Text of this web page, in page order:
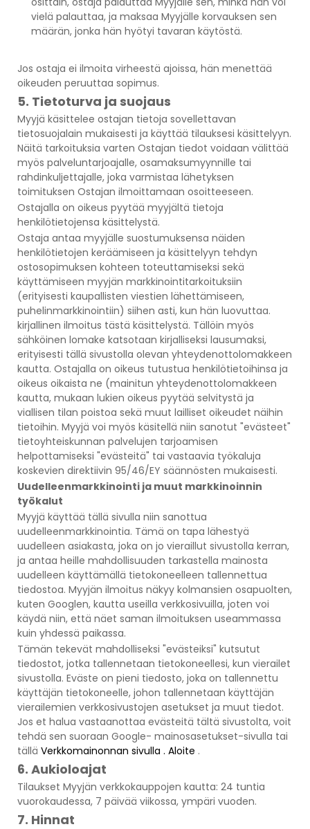
vielä palauttaa, ja maksaa Myyjälle korvauksen sen
määrän, jonka hän hyötyi tavaran käytöstä.
Jos ostaja ei ilmoita virheestä ajoissa, hän menettää
oikeuden peruuttaa sopimus.
5. Tietoturva ja suojaus
Myyjä käsittelee ostajan tietoja sovellettavan
tietosuojalain mukaisesti ja käyttää tilauksesi käsittelyyn.
Näitä tarkoituksia varten Ostajan tiedot voidaan välittää
myös palveluntarjoajalle, osamaksumyynnille tai
rahdinkuljettajalle, joka varmistaa lähetyksen
toimituksen Ostajan ilmoittamaan osoitteeseen.
Ostajalla on oikeus pyytää myyjältä tietoja
henkilötietojensa käsittelystä.
Ostaja antaa myyjälle suostumuksensa näiden
henkilötietojen keräämiseen ja käsittelyyn tehdyn
ostosopimuksen kohteen toteuttamiseksi sekä
käyttämiseen myyjän markkinointitarkoituksiin
(erityisesti kaupallisten viestien lähettämiseen,
puhelinmarkkinointiin) siihen asti, kun hän luovuttaa.
kirjallinen ilmoitus tästä käsittelystä. Tällöin myös
sähköinen lomake katsotaan kirjalliseksi lausumaksi,
erityisesti tällä sivustolla olevan yhteydenottolomakkeen
kautta. Ostajalla on oikeus tutustua henkilötietoihinsa ja
oikeus oikaista ne (mainitun yhteydenottolomakkeen
kautta, mukaan lukien oikeus pyytää selvitystä ja
viallisen tilan poistoa sekä muut lailliset oikeudet näihin
tietoihin. Myyjä voi myös käsitellä niin sanotut "evästeet"
tietoyhteiskunnan palvelujen tarjoamisen
helpottamiseksi "evästeitä" tai vastaavia työkaluja
koskevien direktiivin 95/46/EY säännösten mukaisesti.
Uudelleenmarkkinointi ja muut markkinoinnin
työkalut
Myyjä käyttää tällä sivulla niin sanottua
uudelleenmarkkinointia. Tämä on tapa lähestyä
uudelleen asiakasta, joka on jo vieraillut sivustolla kerran,
ja antaa heille mahdollisuuden tarkastella mainosta
uudelleen käyttämällä tietokoneelleen tallennettua
tiedostoa. Myyjän ilmoitus näkyy kolmansien osapuolten,
kuten Googlen, kautta useilla verkkosivuilla, joten voi
käydä niin, että näet saman ilmoituksen useammassa
kuin yhdessä paikassa.
Tämän tekevät mahdolliseksi "evästeiksi" kutsutut
tiedostot, jotka tallennetaan tietokoneellesi, kun vierailet
sivustolla. Eväste on pieni tiedosto, joka on tallennettu
käyttäjän tietokoneelle, johon tallennetaan käyttäjän
vierailemien verkkosivustojen asetukset ja muut tiedot.
Jos et halua vastaanottaa evästeitä tältä sivustolta, voit
tehdä sen suoraan Google- mainosasetukset-sivulla tai
tällä Verkkomainonnan sivulla . Aloite .
6. Aukioloajat
Tilaukset Myyjän verkkokauppojen kautta: 24 tuntia
vuorokaudessa, 7 päivää viikossa, ympäri vuoden.
7. Hinnat